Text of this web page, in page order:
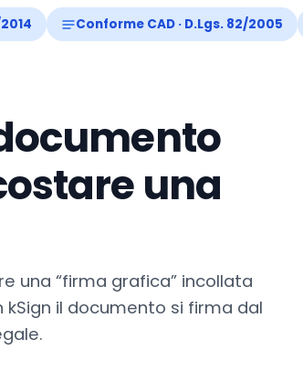
Conforme CAD · D.Lgs. 82/2005
una
una “firma grafica” incollata
kSign il documento si firma dal